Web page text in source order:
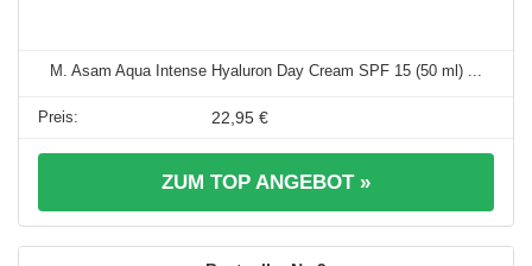
M. Asam Aqua Intense Hyaluron Day Cream SPF 15 (50 ml) ...
22,95 €
ZUM TOP ANGEBOT »